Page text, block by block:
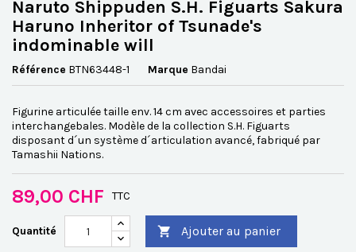
Naruto Shippuden S.H. Figuarts Sakura
Haruno Inheritor of Tsunade's
indominable will
Référence BTN63448-1 Marque Bandai
Figurine articulée taille env. 14 cm avec accessoires et parties
interchangebales. Modèle de la collection S.H. Figuarts
disposant d´un système d´articulation avancé, fabriqué par
Tamashii Nations.
89,00 CHF TTC
Quantité  Ajouter au panier